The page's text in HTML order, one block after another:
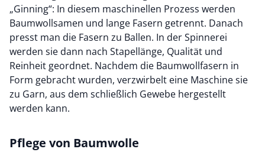
„Ginning“: In diesem maschinellen Prozess werden
Baumwollsamen und lange Fasern getrennt. Danach
presst man die Fasern zu Ballen. In der Spinnerei
werden sie dann nach Stapellänge, Qualität und
Reinheit geordnet. Nachdem die Baumwollfasern in
Form gebracht wurden, verzwirbelt eine Maschine sie
zu Garn, aus dem schließlich Gewebe hergestellt
werden kann.
Pflege von Baumwolle